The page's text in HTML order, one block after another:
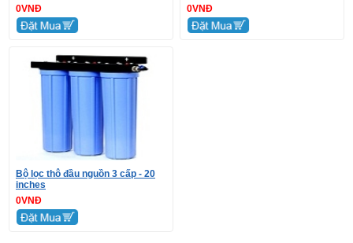
0VNĐ
0VNĐ
Bộ lọc thô đầu nguồn 3 cấp - 20
inches
0VNĐ